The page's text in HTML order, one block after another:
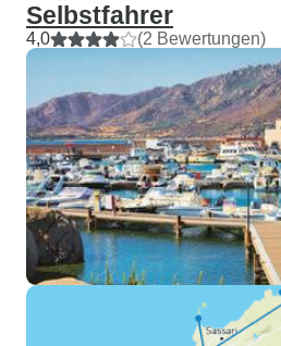
Selbstfahrer
4,0 (2 Bewertungen)